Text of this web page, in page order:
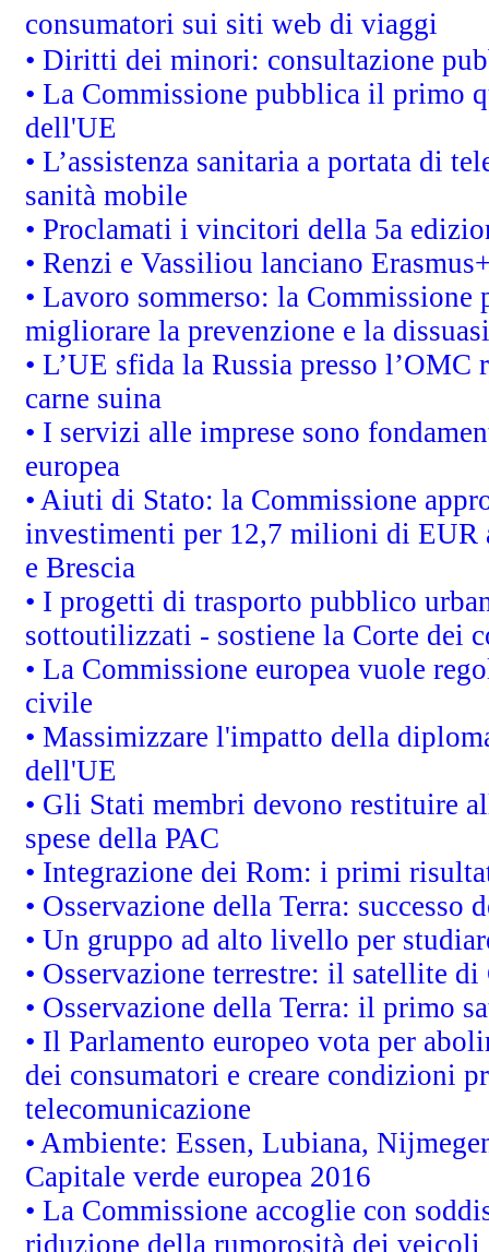
consumatori sui siti web di viaggi
• Diritti dei minori: consultazione
• La Commissione pubblica il primo
dell'UE
• L’assistenza sanitaria a portata di
sanità mobile
• Proclamati i vincitori della 5a
• Renzi e Vassiliou lanciano
• Lavoro sommerso: la
migliorare la prevenzione e la
• L’UE sfida la Russia presso
carne suina
• I servizi alle imprese sono
europea
• Aiuti di Stato: la Commissione
investimenti per 12,7 milioni di EUR
e Brescia
• I progetti di trasporto pubblico
sottoutilizzati - sostiene la Corte dei
• La Commissione europea vuole
civile
• Massimizzare l'impatto della
dell'UE
• Gli Stati membri devono restituire
spese della PAC
• Integrazione dei Rom: i primi
• Osservazione della Terra:
• Un gruppo ad alto livello per
• Osservazione terrestre: il satellite
• Osservazione della Terra: il primo
• Il Parlamento europeo vota per
dei consumatori e creare condizioni
telecomunicazione
• Ambiente: Essen, Lubiana,
Capitale verde europea 2016
• La Commissione accoglie con
riduzione della rumorosità dei veicoli